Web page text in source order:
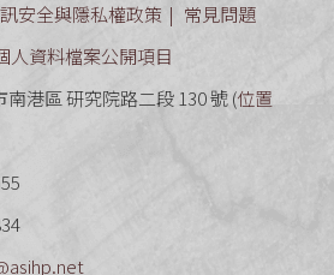
安全與隱私權政策
常見問題
人資料檔案公開項目
港區 研究院路二段 130 號 (位置